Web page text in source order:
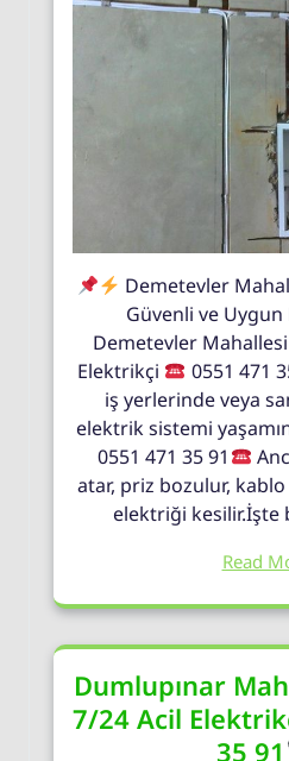
Demetevler
Güvenli ve Uygun
Demetevler
Elektrikçi
0551 471
iş yerlerinde veya
elektrik sistemi
0551 471 35 91
atar, priz bozulur,
elektriği
Read
Dumlupınar
7/24 Acil
35 91